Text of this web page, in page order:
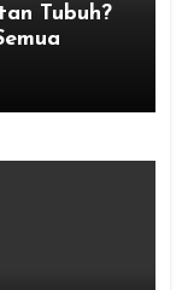
Tubuh?